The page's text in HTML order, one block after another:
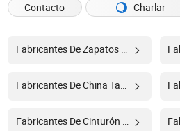
Contacto
Charlar